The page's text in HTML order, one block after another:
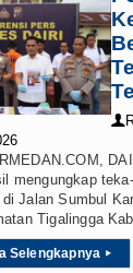
Ketua
Gubernur
Rico
Liverpool
👤
mengungkap
Jalan Sumbul
Tigalingga
Selengkapnya ▸